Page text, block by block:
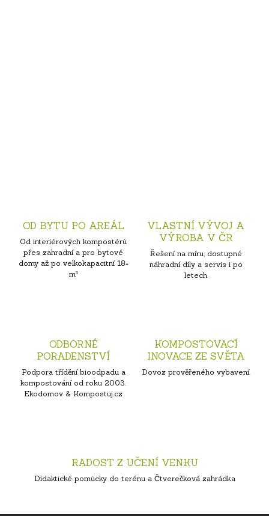
OD BYTU PO AREÁL
Od interiérových kompostérů
přes zahradní a pro bytové
domy až po velkokapacitní 18+
m³
VLASTNÍ VÝVOJ A
VÝROBA V ČR
Řešení na míru, dostupné
náhradní díly a servis i po
letech
ODBORNÉ
PORADENSTVÍ
Podpora třídění bioodpadu a
kompostování od roku 2003.
Ekodomov & Kompostuj.cz
KOMPOSTOVACÍ
INOVACE ZE SVĚTA
Dovoz prověřeného vybavení.
RADOST Z UČENÍ VENKU
Didaktické pomůcky do terénu a Čtverečková zahrádka